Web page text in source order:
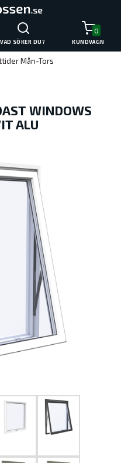
VAD SÖKER DU?
0
KUNDVAGN
Mån-Tors
WINDOWS
ALU